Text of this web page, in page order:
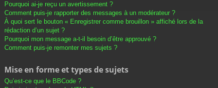
Pourquoi ai-je reçu un avertissement ?
Comment puis-je rapporter des messages à un modérateur ?
À quoi sert le bouton « Enregistrer comme brouillon » affiché lors de la
rédaction d’un sujet ?
Pourquoi mon message a-t-il besoin d’être approuvé ?
Comment puis-je remonter mes sujets ?
Mise en forme et types de sujets
Qu’est-ce que le BBCode ?